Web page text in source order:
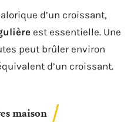
d’un croissant,
est essentielle. Une
peut brûler environ
d’un croissant.
maison